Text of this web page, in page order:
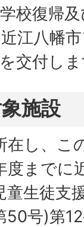
校復帰
江八幡
交付しま
施設
在し、こ
度までに
童生徒支
50号)第